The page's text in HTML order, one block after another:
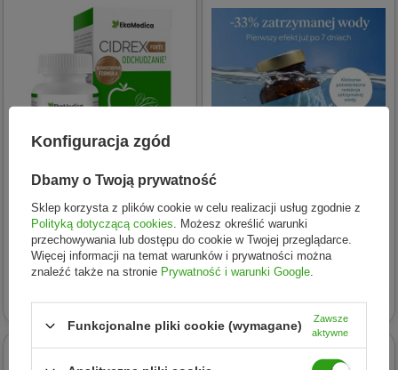
EKAMEDICA
EkaMedica Cidrex FORTE
odchudzanie 60 kaps.
Natu Care
Natu.Care Formuła Aqua 60
kaps.
24h W KOSZYKU -20%! 24h
Konfiguracja zgód
Dbamy o Twoją prywatność
Sklep korzysta z plików cookie w celu realizacji usług zgodnie z
Polityką dotyczącą cookies . Możesz określić warunki
przechowywania lub dostępu do cookie w Twojej przeglądarce.
Więcej informacji na temat warunków i prywatności można
znaleźć także na stronie Prywatność i warunki Google
Funkcjonalne pliki cookie (wymagane)
Zawsze
aktywne